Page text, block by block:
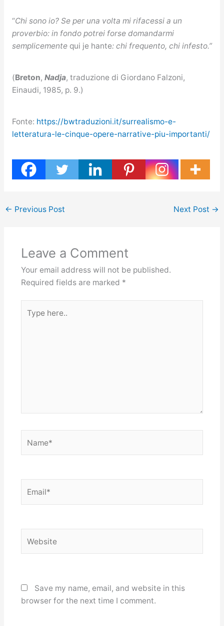
“Chi sono io? Se per una volta mi rifacessi a un
proverbio: in fondo potrei forse domandarmi
semplicemente qui je hante: chi frequento, chi infesto.”
(Breton, Nadja, traduzione di Giordano Falzoni,
Einaudi, 1985, p. 9.)
Fonte: https://bwtraduzioni.it/surrealismo-e-
letteratura-le-cinque-opere-narrative-piu-importanti/
← Previous Post Next Post →
Leave a Comment
Your email address will not be published.
Required fields are marked *
here..
Save my name, email, and website in this
browser for the next time I comment.